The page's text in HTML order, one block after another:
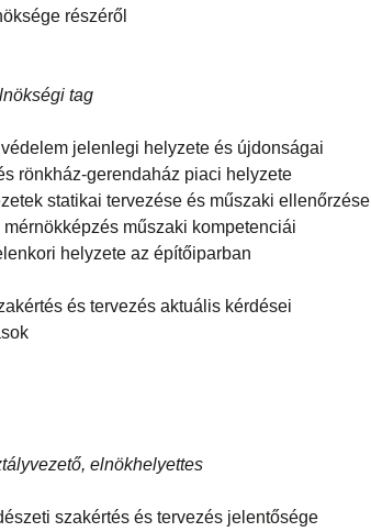
részéről
tag
jelenlegi helyzete és újdonságai
rönkház-gerendaház piaci helyzete
statikai tervezése és műszaki ellenőrzése
műszaki kompetenciái
helyzete az építőiparban
és tervezés aktuális kérdései
elnökhelyettes
szakértés és tervezés jelentősége